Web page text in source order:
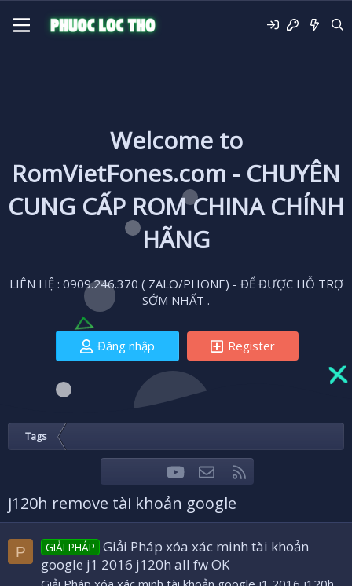
Welcome to
RomVietFones.com - CHUYÊN
CUNG CẤP ROM CHINA CHÍNH
HÃNG
LIÊN HỆ : 0909.246.370 ( ZALO/PHONE) - ĐỂ ĐƯỢC HỖ TRỢ
SỚM NHẤT .
Đăng nhập Register
Tags
FacebookTwitteryoutubeLiên hệ
j120h remove tài khoản google
P GIẢI PHÁP Giải Pháp xóa xác minh tài khoản
google j1 2016 j120h all fw OK